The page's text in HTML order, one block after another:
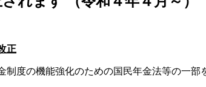
正
度の機能強化のための国民年金法等の一部